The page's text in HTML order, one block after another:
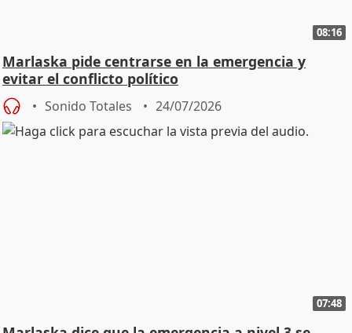
08:16
Marlaska pide centrarse en la emergencia y
evitar el conflicto político
Sonido Totales 24/07/2026
07:48